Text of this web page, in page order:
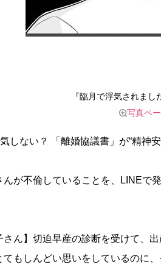
『臨月で浮気されまし
写真ペ
しない？ 「離婚協議書」が“精神安
が不倫していることを、LINEで
さん】切迫早産の診断を受けて、
てもしんどい思いをしているのに